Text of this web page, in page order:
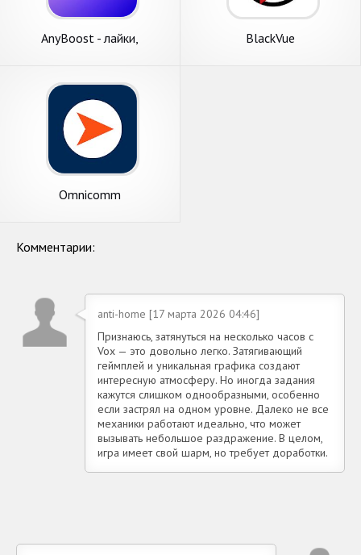
AnyBoost - лайки,
BlackVue
Omnicomm
Комментарии:
anti-home [17 марта 2026 04:46]
Признаюсь, затянуться на несколько часов с
Vox — это довольно легко. Затягивающий
геймплей и уникальная графика создают
интересную атмосферу. Но иногда задания
кажутся слишком однообразными, особенно
если застрял на одном уровне. Далеко не все
механики работают идеально, что может
вызывать небольшое раздражение. В целом,
игра имеет свой шарм, но требует доработки.